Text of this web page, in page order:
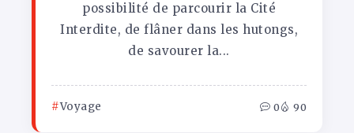
possibilité de parcourir la Cité
Interdite, de flâner dans les hutongs,
de savourer la...
Voyage 0 90